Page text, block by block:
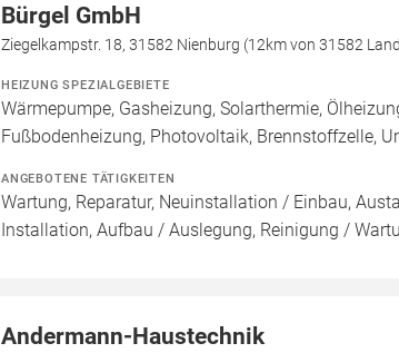
Bürgel GmbH
Ziegelkampstr. 18, 31582 Nienburg (12km von 31582
HEIZUNG SPEZIALGEBIETE
Wärmepumpe, Gasheizung, Solarthermie,
Fußbodenheizung, Photovoltaik, Brennstoffzelle,
ANGEBOTENE TÄTIGKEITEN
Wartung, Reparatur, Neuinstallation / Einbau,
Installation, Aufbau / Auslegung, Reinigung /
Andermann-Haustechnik